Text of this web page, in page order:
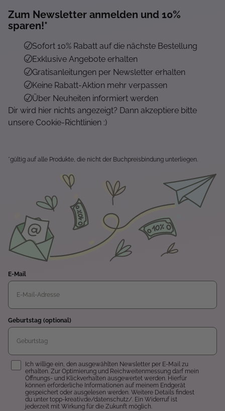
Zum Newsletter anmelden und 10%
sparen!*
Sofort 10% Rabatt auf die nächste Bestellung
Exklusive Angebote erhalten
Gratisanleitungen per Newsletter erhalten
Keine Rabatt-Aktion mehr verpassen
Über Neuheiten informiert werden
Dir wird hier nichts angezeigt? Dann akzeptiere bitte
unsere Cookie-Richtlinien :)
*gültig auf alle Produkte, die nicht der Buchpreisbindung unterliegen.
E-Mail
Geburtstag (optional)
Einwilligung
Ich willige ein, den ausgewählten Newsletter per E-Mail zu
erhalten. Zur Optimierung und Reichweitenmessung darf mein
Öffnungs- und Klickverhalten ausgewertet werden. Hierfür
können erforderliche Informationen auf meinem Endgerät
gespeichert oder ausgelesen werden. Weitere Details findest
du unter topp-kreativ.de/datenschutz/. Ein Widerruf ist
jederzeit mit Wirkung für die Zukunft möglich.